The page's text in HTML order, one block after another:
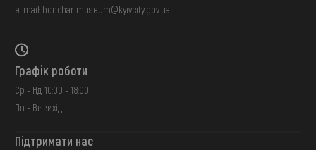
e-mail: honchar.museum@kyivcity.gov.ua
Графік роботи
Ср - Нд: 10:00 - 18:00
Пн - Вт: вихідні
Підтримати нас